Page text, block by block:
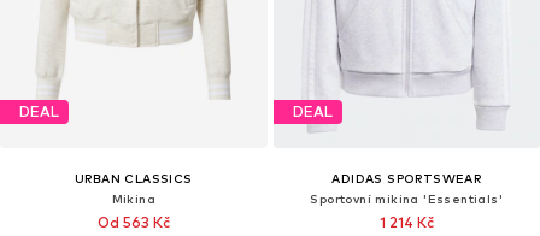
DEAL
URBAN CLASSICS
Mikina
Od 563 Kč
DEAL
ADIDAS SPORTSWEAR
Sportovní mikina 'Essentials'
1 214 Kč